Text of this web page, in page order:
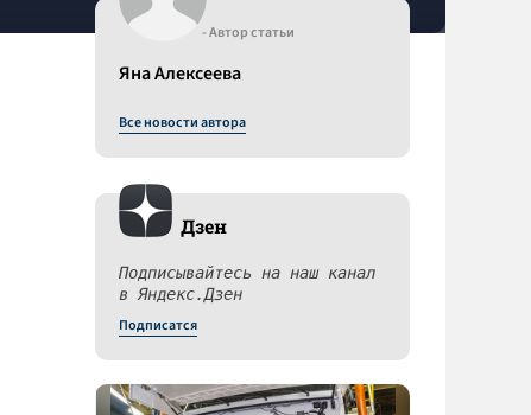
- Автор статьи
Яна Алексеева
Все новости автора
Дзен
Подписывайтесь на наш канал
в Яндекс.Дзен
Подписатся